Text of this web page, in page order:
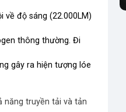
về độ sáng (22.000LM)
thông thường. Đi
gây ra hiện tượng lóe
năng truyền tải và tản